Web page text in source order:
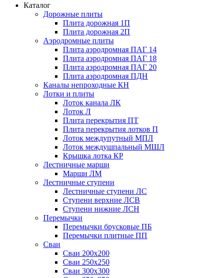
Каталог
Дорожные плиты
Плита дорожная 1П
Плита дорожная 2П
Аэродромные плиты
Плита аэродромная ПАГ 14
Плита аэродромная ПАГ 18
Плита аэродромная ПАГ 20
Плита аэродромная ПДН
Каналы непроходные КН
Лотки и плиты
Лоток канала ЛК
Лоток Л
Плита перекрытия ПТ
Плита перекрытия лотков П
Лоток междупутный МПЛ
Лоток междушпальный МШЛ
Крышка лотка КР
Лестничные марши
Марши ЛМ
Лестничные ступени
Лестничные ступени ЛС
Ступени верхние ЛСВ
Ступени нижние ЛСН
Перемычки
Перемычки брусковые ПБ
Перемычки плитные ПП
Сваи
Сваи 200х200
Сваи 250х250
Сваи 300х300